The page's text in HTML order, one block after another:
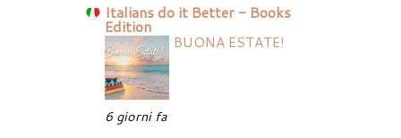
Italians do it Better - Books
Edition
BUONA ESTATE!
6 giorni fa